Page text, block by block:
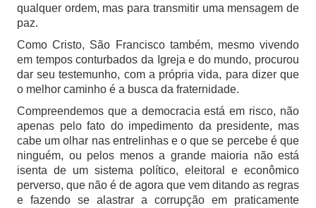
qualquer ordem, mas para transmitir uma mensagem de
paz.
Como Cristo, São Francisco também, mesmo vivendo
em tempos conturbados da Igreja e do mundo, procurou
dar seu testemunho, com a própria vida, para dizer que
o melhor caminho é a busca da fraternidade.
Compreendemos que a democracia está em risco, não
apenas pelo fato do impedimento da presidente, mas
cabe um olhar nas entrelinhas e o que se percebe é que
ninguém, ou pelos menos a grande maioria não está
isenta de um sistema político, eleitoral e econômico
perverso, que não é de agora que vem ditando as regras
e fazendo se alastrar a corrupção em praticamente